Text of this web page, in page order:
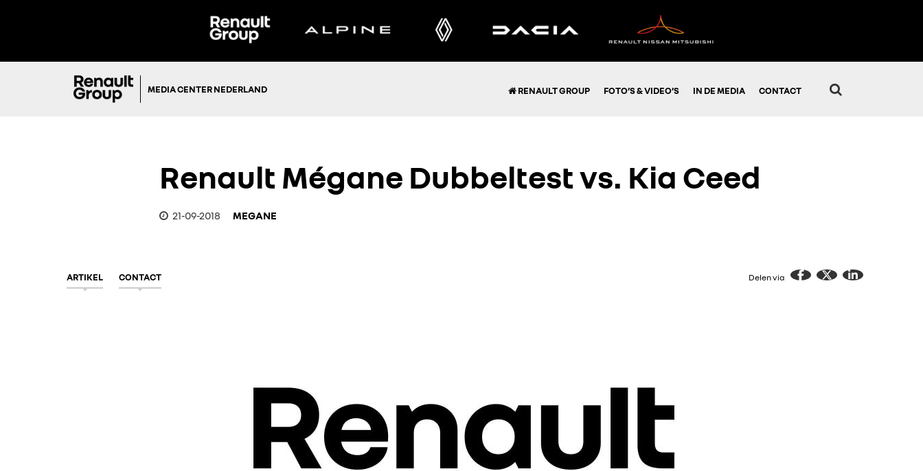
MEDIA CENTER NEDERLAND RENAULT GROUP FOTO’S & VIDEO’S IN DE MEDIA CONTACT
Renault Mégane Dubbeltest vs. Kia Ceed
21-09-2018 MEGANE
ARTIKEL CONTACT Delen via